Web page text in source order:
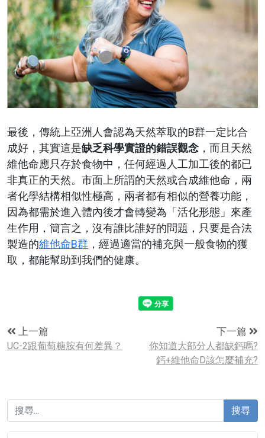
最後，傳統上亞洲人會認為天然萃取的B群一定比合
成好，其實這是缺乏科學實證的錯誤觀念，而且天然
維他命應只存於食物中，任何經過人工加工後的都已
非真正的天然。市面上所謂的天然或合成維他命，兩
者化學結構相似性極高，兩者都有相似的營養功能，
因為都需於進入體內後才會轉變為「活化形態」來產
生作用，簡言之，沒有誰比誰好的問題，只要是合法
製造的維他命B群 ，經過適當的補充與一般食物的獲
取，都能幫助到我們的健康。
上一篇
UC-2跟葡萄糖胺有何差異？
下一篇
你知道大部分人都缺鈣嗎?
鈣+維他命D該怎麼補充?
搜尋